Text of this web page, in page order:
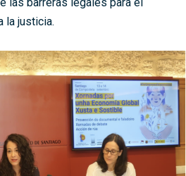
la justicia.